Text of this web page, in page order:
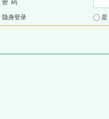
密 码
隐身登录